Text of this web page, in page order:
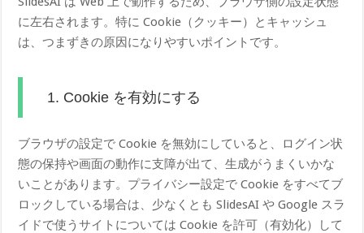
に左右されます。特に Cookie（クッキー）とキャッシュ
は、つまずきの原因になりやすいポイントです。
1. Cookie を有効にする
ブラウザの設定で Cookie を無効にしていると、ログイン状
態の保持や画面の動作に支障が出て、生成がうまくいかな
いことがあります。プライバシー設定で Cookie をすべてブ
ロックしている場合は、少なくとも SlidesAI や Google スラ
イドで使うサイトについては Cookie を許可（有効化）して